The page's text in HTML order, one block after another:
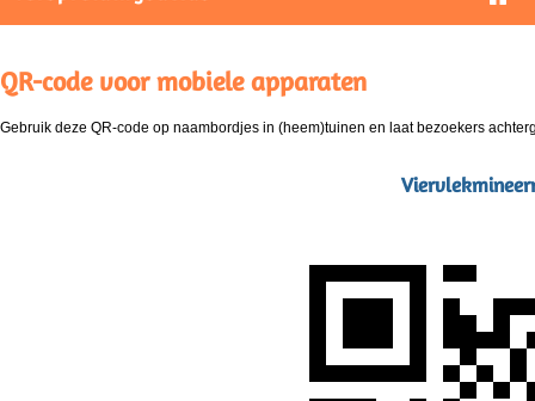
QR-code voor mobiele apparaten
Gebruik deze QR-code op naambordjes in (heem)tuinen en laat bezoekers